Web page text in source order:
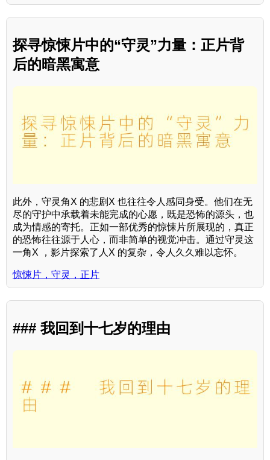
探寻惊悚片中的“守灵”力量：正片背
后的暗黑寓意
此外，守灵角X 的悲剧X 也往往令人感同身受。他们在无
尽的守护中承载着未能完成的心愿，既是恐怖的源头，也
成为情感的寄托。正如一部优秀的惊悚片所展现的，真正
的恐怖往往源于人心，而非简单的视觉冲击。通过守灵这
一角X ，影片探索了人X 的复杂，令人久久难以忘怀。
惊悚片，守灵，正片
### 我回到十七岁的理由